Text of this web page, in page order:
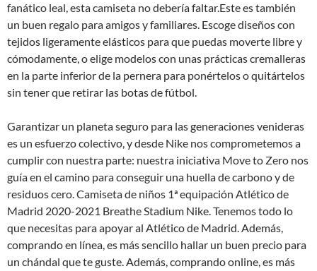
fanático leal, esta camiseta no debería faltar.Este es también
un buen regalo para amigos y familiares. Escoge diseños con
tejidos ligeramente elásticos para que puedas moverte libre y
cómodamente, o elige modelos con unas prácticas cremalleras
en la parte inferior de la pernera para ponértelos o quitártelos
sin tener que retirar las botas de fútbol.
Garantizar un planeta seguro para las generaciones venideras
es un esfuerzo colectivo, y desde Nike nos comprometemos a
cumplir con nuestra parte: nuestra iniciativa Move to Zero nos
guía en el camino para conseguir una huella de carbono y de
residuos cero. Camiseta de niños 1ª equipación Atlético de
Madrid 2020-2021 Breathe Stadium Nike. Tenemos todo lo
que necesitas para apoyar al Atlético de Madrid. Además,
comprando en línea, es más sencillo hallar un buen precio para
un chándal que te guste. Además, comprando online, es más